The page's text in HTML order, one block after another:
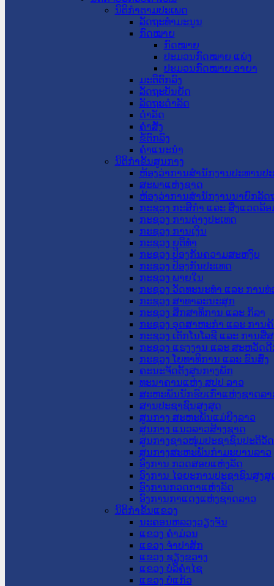
ນິຕິກໍາຕາມປະເພດ
ລັດຖະທໍາມະນູນ
ກົດໝາຍ
ກົດໝາຍ
ປະມວນກົດໝາຍ ແພ່ງ
ປະມວນກົດໝາຍ ອາຍາ
ມະຕິຕົກລົງ
ລັດຖະບັນຍັດ
ລັດຖະດໍາລັດ
ດໍາລັດ
ຄໍາສັ່ງ
ຂໍ້ຕົກລົງ
ຄໍາແນະນໍາ
ນິຕິກຳຂັ້ນສູນກາງ
ຫ້ອງວ່າການສໍານັກງານປະທານປ
ສະພາແຫ່ງຊາດ
ຫ້ອງວ່າການສຳນັກງານນາຍົກລັດ
ກະຊວງ ກະສິກຳ ແລະ ສິ່ງແວດລ້ອ
ກະຊວງ ການຕ່າງປະເທດ
ກະຊວງ ການເງິນ
ກະຊວງ ຍຸຕິທໍາ
ກະຊວງ ປ້ອງກັນຄວາມສະຫງົບ
ກະຊວງ ປ້ອງກັນປະເທດ
ກະຊວງ ພາຍໃນ
ກະຊວງ ວັດທະນະທຳ ແລະ ການທ່
ກະຊວງ ສາທາລະນະສຸກ
ກະຊວງ ສຶກສາທິການ ແລະ ກິລາ
ກະຊວງ ອຸດສາຫະກຳ ແລະ ການຄ້
ກະຊວງ ເຕັກໂນໂລຊີ ແລະ ການສື່
ກະຊວງ ແຮງງານ ແລະ ສະຫວັດ
ກະຊວງ ໂຍທາທິການ ແລະ ຂົນສົ່ງ
ຄະນະຈັດຕັ້ງສູນກາງພັກ
ທະນາຄານແຫ່ງ ສປປ ລາວ
ສະຫະພັນນັກຮົບເກົ່າແຫ່ງຊາດລາ
ສານປະຊາຊົນສູງສຸດ
ສູນກາງ ສະຫະພັນແມ່ຍິງລາວ
ສູນກາງ ແນວລາວສ້າງຊາດ
ສູນກາງຊາວໜຸ່ມປະຊາຊົນປະຕິວັ
ສູນກາງສະຫະພັນກຳມະບານລາວ
ອົງການ ກວດສອບແຫ່ງລັດ
ອົງການ ໄອຍະການປະຊາຊົນສູງສຸ
ອົງການກວດກາແຫ່ງລັດ
ອົງການກາແດງແຫ່ງຊາດລາວ
ນິຕິກໍາຂັ້ນແຂວງ
ນະ​ຄອນ​ຫລວງວຽງຈັນ
ແຂວງ ຄໍາມ່ວນ
ແຂວງ ຈໍາປາສັກ
ແຂວງ ຊຽງຂວາງ
ແຂວງ ບໍລິຄໍາໄຊ
ແຂວງ ບໍ່ແກ້ວ